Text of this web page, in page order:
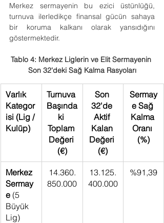
Merkez sermayenin bu ezici üstünlüğü,
turnuva ilerledikçe finansal gücün sahaya
bir koruma kalkanı olarak yansıdığını
göstermektedir.
Tablo 4: Merkez Liglerin ve Elit Sermayenin
Son 32'deki Sağ Kalma Rasyoları
Varlık
Kategor
isi (Lig /
Kulüp)
Turnuva
Başında
ki
Toplam
Değeri
(€)
Son
32'de
Aktif
Kalan
Değeri
(€)
Sermay
e Sağ
Kalma
Oranı
(%)
Merkez
Sermay
e (5
Büyük
Lig)
14.360.
850.000
13.125.
400.000
%91,39